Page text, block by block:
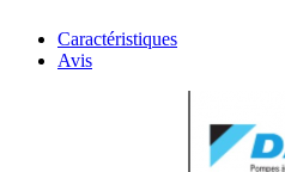
Caractéristiques
Avis